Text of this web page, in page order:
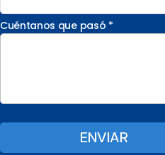
Cuéntanos que pasó *